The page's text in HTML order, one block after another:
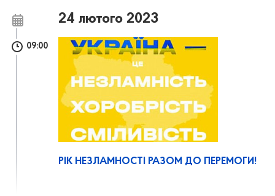
24 лютого 2023
09:00
РІК НЕЗЛАМНОСТІ РАЗОМ ДО ПЕРЕМОГИ!